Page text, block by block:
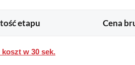
etapu Cena
w 30 sek.